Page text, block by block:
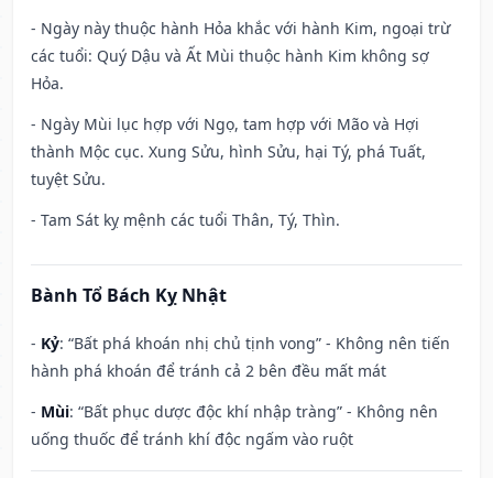
- Ngày này thuộc hành Hỏa khắc với hành Kim, ngoại trừ
các tuổi: Quý Dậu và Ất Mùi thuộc hành Kim không sợ
Hỏa.
- Ngày Mùi lục hợp với Ngọ, tam hợp với Mão và Hợi
thành Mộc cục. Xung Sửu, hình Sửu, hại Tý, phá Tuất,
tuyệt Sửu.
- Tam Sát kỵ mệnh các tuổi Thân, Tý, Thìn.
Bành Tổ Bách Kỵ Nhật
- Kỷ: “Bất phá khoán nhị chủ tịnh vong” - Không nên tiến
hành phá khoán để tránh cả 2 bên đều mất mát
- Mùi: “Bất phục dược độc khí nhập tràng” - Không nên
uống thuốc để tránh khí độc ngấm vào ruột